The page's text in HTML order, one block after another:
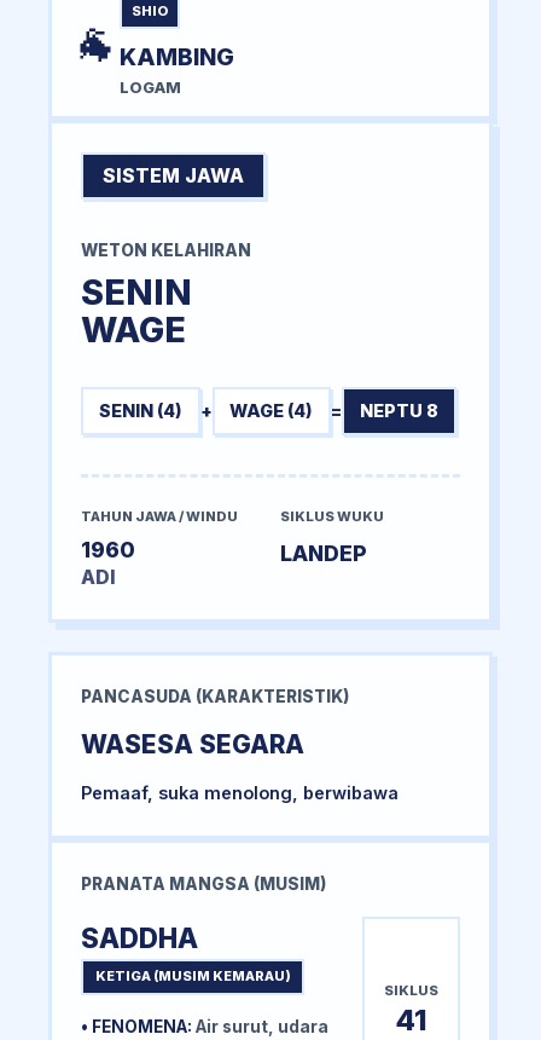
🐐
SHIO
KAMBING
LOGAM
SISTEM JAWA
WETON KELAHIRAN
SENIN
WAGE
SENIN (4) + WAGE (4) = NEPTU 8
TAHUN JAWA / WINDU
1960
ADI
SIKLUS WUKU
LANDEP
PANCASUDA (KARAKTERISTIK)
WASESA SEGARA
Pemaaf, suka menolong, berwibawa
PRANATA MANGSA (MUSIM)
SADDHA
KETIGA (MUSIM KEMARAU)
• FENOMENA: Air surut, udara
SIKLUS
41